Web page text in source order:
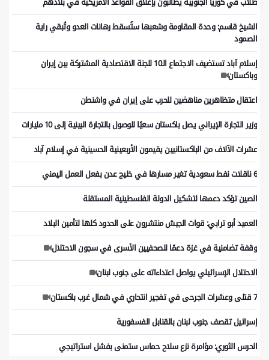
الشيخ قاسم: وحدة المقاومة وشعبها ستُسقط رهانات العدو وتُبقي راية
الصمود
إسلام آباد تستضيف الاجتماع الـ10 للجنة الاقتصادية المشتركة بين إيران
وباكستان
اعتقال متظاهرين مناهضين للحرب على إيران في واشنطن
وزير التجارة الإيراني يصل باكستان سعيًا للوصول بالتجارة البينية إلى 10 مليارات
عشرات الآلاف من الباكستانيين يقيمون الأربعينية الحسينية في إسلام آباد
6 ناقلات نفط سعودية تغير مسارها في خليج عدن بفعل العمل اليمني
الصين تؤكد دعمها لتشكيل الدولة الفلسطينية المستقلة
العميد أبو ترابي: قوات الجيش منتشرون على الحدود كلها لتأمين البلاد
وقفة تضامنية في غزة دعمًا للصحفيين الأسرى في سجون الاحتلال
الاحتلال الإسرائيلي يواصل اعتداءاته على جنوب لبنان
7 قتلى وعشرات الجرحى في تفجير انتحاري في شمال غرب باكستان
إسرائيل تقصف جنوب لبنان بالقنابل الفسفورية
الحرس الثوري: مؤامرة نزع سلاح حماس ستمنى بفشل استراتيجي